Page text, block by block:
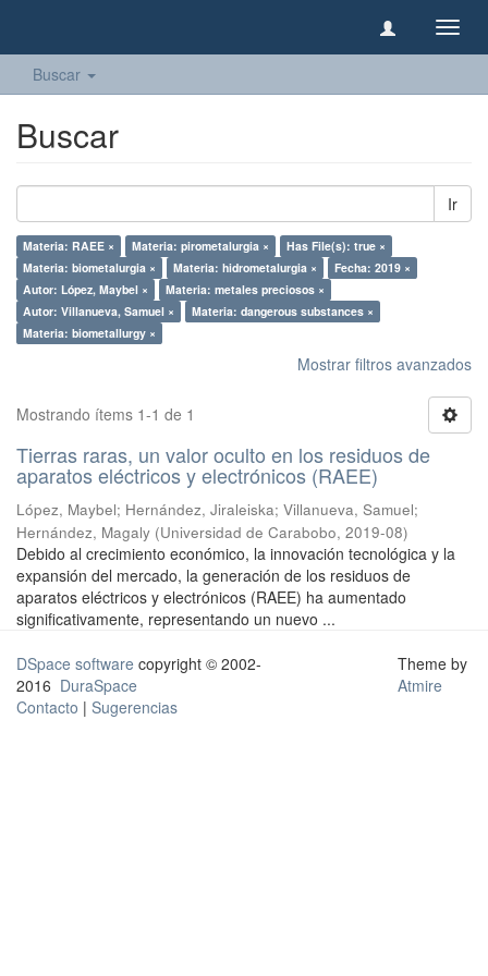
Buscar
Buscar
Ir
Materia: RAEE × Materia: pirometalurgia ×
Has File(s): true ×
Materia: biometalurgia ×
Materia: hidrometalurgia ×
Fecha: 2019 ×
Autor: López, Maybel ×
Materia: metales preciosos ×
Autor: Villanueva, Samuel ×
Materia: dangerous substances ×
Materia: biometallurgy ×
Mostrar filtros avanzados
Mostrando ítems 1-1 de 1
Tierras raras, un valor oculto en los residuos de
aparatos eléctricos y electrónicos (RAEE)
López, Maybel; Hernández, Jiraleiska; Villanueva, Samuel;
Hernández, Magaly (Universidad de Carabobo, 2019-08)
Debido al crecimiento económico, la innovación tecnológica y la
expansión del mercado, la generación de los residuos de
aparatos eléctricos y electrónicos (RAEE) ha aumentado
significativamente, representando un nuevo ...
DSpace software copyright © 2002-
2016 DuraSpace
Contacto | Sugerencias
Theme by
Atmire